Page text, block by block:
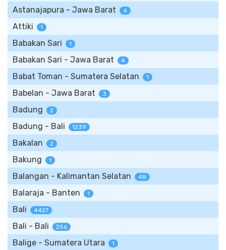
Astanajapura - Jawa Barat 4
Attiki 1
Babakan Sari 1
Babakan Sari - Jawa Barat 4
Babat Toman - Sumatera Selatan 1
Babelan - Jawa Barat 3
Badung 2
Badung - Bali 1239
Bakalan 2
Bakung 1
Balangan - Kalimantan Selatan 48
Balaraja - Banten 1
Bali 4427
Bali - Bali 256
Balige - Sumatera Utara 1